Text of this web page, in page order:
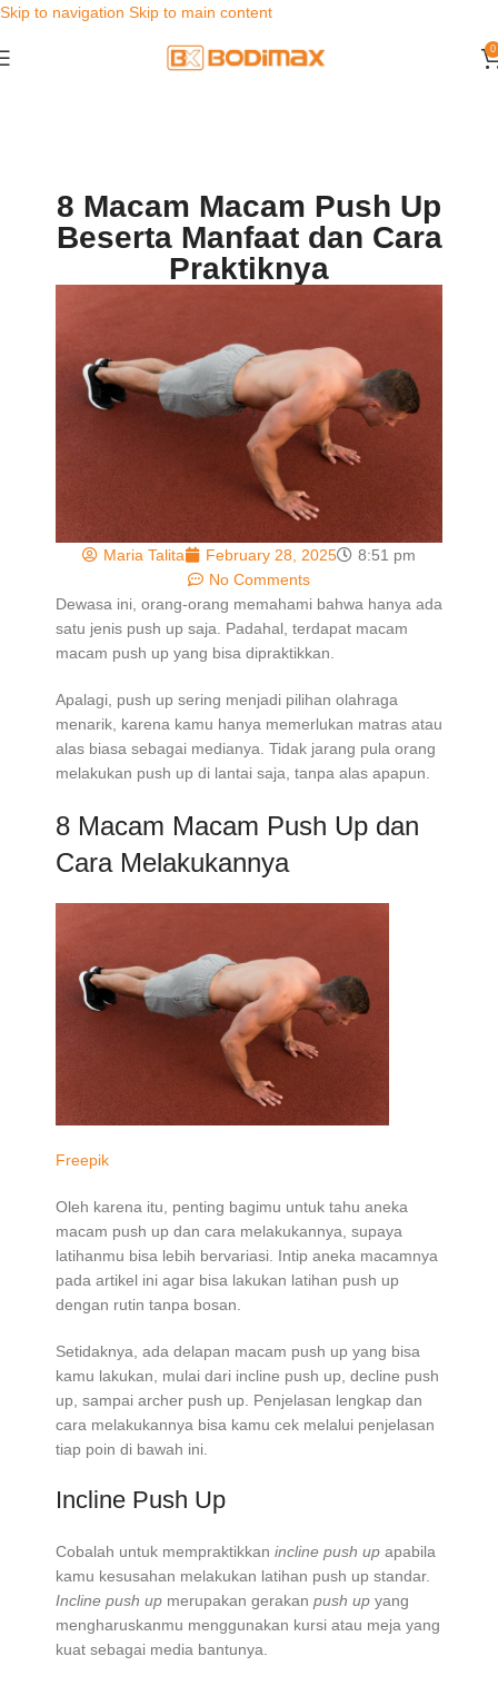
Skip to navigation Skip to main content
0
8 Macam Macam Push Up
Beserta Manfaat dan Cara
Praktiknya
Maria Talita February 28, 2025
8:51 pm
No Comments
Dewasa ini, orang-orang memahami bahwa hanya ada
satu jenis push up saja. Padahal, terdapat macam
macam push up yang bisa dipraktikkan.
Apalagi, push up sering menjadi pilihan olahraga
menarik, karena kamu hanya memerlukan matras atau
alas biasa sebagai medianya. Tidak jarang pula orang
melakukan push up di lantai saja, tanpa alas apapun.
8 Macam Macam Push Up dan
Cara Melakukannya
Freepik
Oleh karena itu, penting bagimu untuk tahu aneka
macam push up dan cara melakukannya, supaya
latihanmu bisa lebih bervariasi. Intip aneka macamnya
pada artikel ini agar bisa lakukan latihan push up
dengan rutin tanpa bosan.
Setidaknya, ada delapan macam push up yang bisa
kamu lakukan, mulai dari incline push up, decline push
up, sampai archer push up. Penjelasan lengkap dan
cara melakukannya bisa kamu cek melalui penjelasan
tiap poin di bawah ini.
Incline Push Up
Cobalah untuk mempraktikkan incline push up apabila
kamu kesusahan melakukan latihan push up standar.
Incline push up merupakan gerakan push up yang
mengharuskanmu menggunakan kursi atau meja yang
kuat sebagai media bantunya.